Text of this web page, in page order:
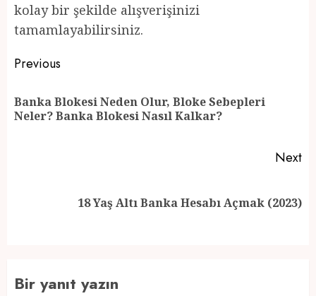
kolay bir şekilde alışverişinizi
tamamlayabilirsiniz.
Post
navigation
Previous
Banka Blokesi Neden Olur, Bloke Sebepleri
Neler? Banka Blokesi Nasıl Kalkar?
Next
18 Yaş Altı Banka Hesabı Açmak (2023)
Bir yanıt yazın